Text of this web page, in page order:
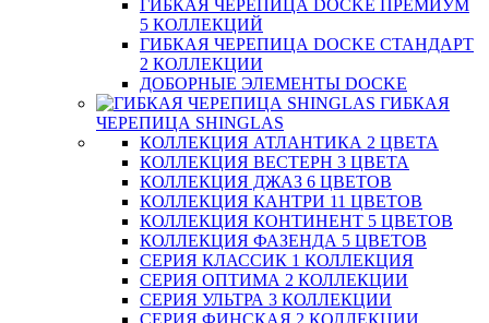
ГИБКАЯ ЧЕРЕПИЦА DOCKE ПРЕМИУМ
5 КОЛЛЕКЦИЙ
ГИБКАЯ ЧЕРЕПИЦА DOCKE СТАНДАРТ
2 КОЛЛЕКЦИИ
ДОБОРНЫЕ ЭЛЕМЕНТЫ DOCKE
ГИБКАЯ
ЧЕРЕПИЦА SHINGLAS
КОЛЛЕКЦИЯ АТЛАНТИКА 2 ЦВЕТА
КОЛЛЕКЦИЯ ВЕСТЕРН 3 ЦВЕТА
КОЛЛЕКЦИЯ ДЖАЗ 6 ЦВЕТОВ
КОЛЛЕКЦИЯ КАНТРИ 11 ЦВЕТОВ
КОЛЛЕКЦИЯ КОНТИНЕНТ 5 ЦВЕТОВ
КОЛЛЕКЦИЯ ФАЗЕНДА 5 ЦВЕТОВ
СЕРИЯ КЛАССИК 1 КОЛЛЕКЦИЯ
СЕРИЯ ОПТИМА 2 КОЛЛЕКЦИИ
СЕРИЯ УЛЬТРА 3 КОЛЛЕКЦИИ
СЕРИЯ ФИНСКАЯ 2 КОЛЛЕКЦИИ